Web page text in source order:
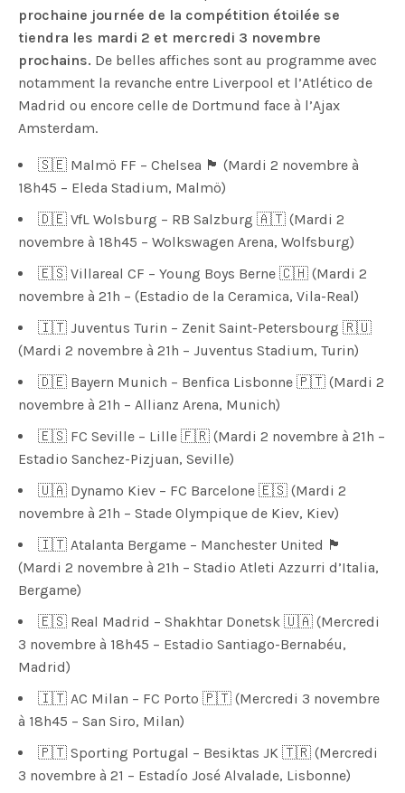
prochaine journée de la compétition étoilée se
tiendra les mardi 2 et mercredi 3 novembre
prochains. De belles affiches sont au programme avec
notamment la revanche entre Liverpool et l’Atlético de
Madrid ou encore celle de Dortmund face à l’Ajax
Amsterdam.
🇸🇪 Malmö FF – Chelsea 🏴󠁧󠁢󠁥󠁮󠁧󠁿 (Mardi 2 novembre à
18h45 – Eleda Stadium, Malmö)
🇩🇪 VfL Wolsburg – RB Salzburg 🇦🇹 (Mardi 2
novembre à 18h45 – Wolkswagen Arena, Wolfsburg)
🇪🇸 Villareal CF – Young Boys Berne 🇨🇭 (Mardi 2
novembre à 21h – (Estadio de la Ceramica, Vila-Real)
🇮🇹 Juventus Turin – Zenit Saint-Petersbourg 🇷🇺
(Mardi 2 novembre à 21h – Juventus Stadium, Turin)
🇩🇪 Bayern Munich – Benfica Lisbonne 🇵🇹 (Mardi 2
novembre à 21h – Allianz Arena, Munich)
🇪🇸 FC Seville – Lille 🇫🇷 (Mardi 2 novembre à 21h –
Estadio Sanchez-Pizjuan, Seville)
🇺🇦 Dynamo Kiev – FC Barcelone 🇪🇸 (Mardi 2
novembre à 21h – Stade Olympique de Kiev, Kiev)
🇮🇹 Atalanta Bergame – Manchester United 🏴󠁧󠁢󠁥󠁮󠁧󠁿
(Mardi 2 novembre à 21h – Stadio Atleti Azzurri d’Italia,
Bergame)
🇪🇸 Real Madrid – Shakhtar Donetsk 🇺🇦 (Mercredi
3 novembre à 18h45 – Estadio Santiago-Bernabéu,
Madrid)
🇮🇹 AC Milan – FC Porto 🇵🇹 (Mercredi 3 novembre
à 18h45 – San Siro, Milan)
🇵🇹 Sporting Portugal – Besiktas JK 🇹🇷 (Mercredi
3 novembre à 21 – Estadío José Alvalade, Lisbonne)